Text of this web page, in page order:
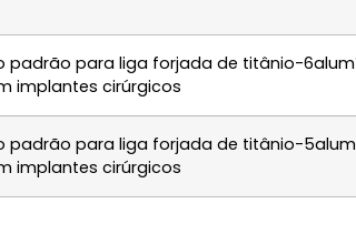
padrão para liga forjada de titânio-
implantes cirúrgicos
padrão para liga forjada de titânio-
implantes cirúrgicos